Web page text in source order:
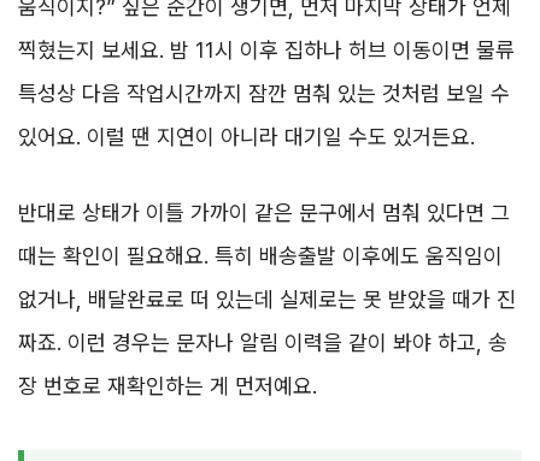
움직이지?” 싶은 순간이 생기면, 먼저 마지막 상태가 언제
찍혔는지 보세요. 밤 11시 이후 집하나 허브 이동이면 물류
특성상 다음 작업시간까지 잠깐 멈춰 있는 것처럼 보일 수
있어요. 이럴 땐 지연이 아니라 대기일 수도 있거든요.
반대로 상태가 이틀 가까이 같은 문구에서 멈춰 있다면 그
때는 확인이 필요해요. 특히 배송출발 이후에도 움직임이
없거나, 배달완료로 떠 있는데 실제로는 못 받았을 때가 진
짜죠. 이런 경우는 문자나 알림 이력을 같이 봐야 하고, 송
장 번호로 재확인하는 게 먼저예요.